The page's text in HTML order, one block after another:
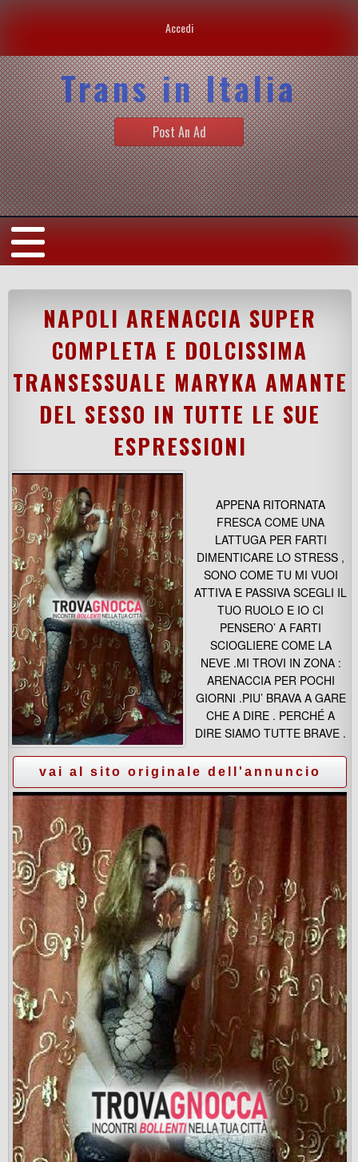
Accedi
Trans in Italia
Post An Ad
NAPOLI ARENACCIA SUPER
COMPLETA E DOLCISSIMA
TRANSESSUALE MARYKA AMANTE
DEL SESSO IN TUTTE LE SUE
ESPRESSIONI
APPENA RITORNATA
FRESCA COME UNA
LATTUGA PER FARTI
DIMENTICARE LO STRESS ,
SONO COME TU MI VUOI
ATTIVA E PASSIVA SCEGLI IL
TUO RUOLO E IO CI
PENSERO’ A FARTI
SCIOGLIERE COME LA
NEVE .MI TROVI IN ZONA :
ARENACCIA PER POCHI
GIORNI .PIU’ BRAVA A GARE
CHE A DIRE . PERCHÉ A
DIRE SIAMO TUTTE BRAVE .